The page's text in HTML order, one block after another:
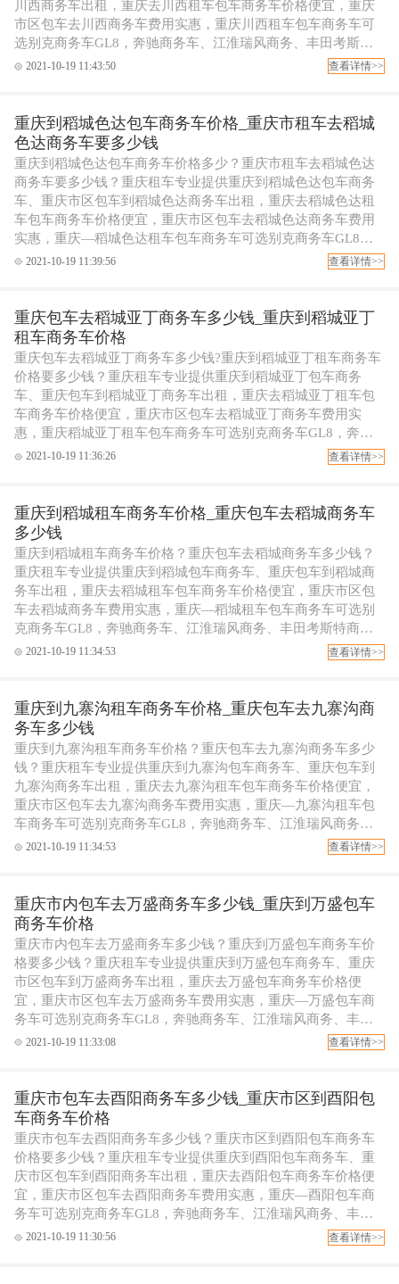
川西商务车出租，重庆去川西租车包车商务车价格便宜，重庆
市区包车去川西商务车费用实惠，重庆川西租车包车商务车可
选别克商务车GL8，奔驰商务车、江淮瑞风商务、丰田考斯特
商务包车等，可配专职代驾司机，欢迎拨打重庆租车电话订
2021-10-19 11:43:50 查看详情>>
重庆到稻城色达包车商务车价格_重庆市租车去稻城
色达商务车要多少钱
重庆到稻城色达包车商务车价格多少？重庆市租车去稻城色达
商务车要多少钱？重庆租车专业提供重庆到稻城色达包车商务
车、重庆市区包车到稻城色达商务车出租，重庆去稻城色达租
车包车商务车价格便宜，重庆市区包车去稻城色达商务车费用
实惠，重庆—稻城色达租车包车商务车可选别克商务车GL8，
奔驰商务车、江淮瑞风商务、丰田考斯特商务包车等，可配专
2021-10-19 11:39:56 查看详情>>
重庆包车去稻城亚丁商务车多少钱_重庆到稻城亚丁
租车商务车价格
重庆包车去稻城亚丁商务车多少钱?重庆到稻城亚丁租车商务车
价格要多少钱？重庆租车专业提供重庆到稻城亚丁包车商务
车、重庆包车到稻城亚丁商务车出租，重庆去稻城亚丁租车包
车商务车价格便宜，重庆市区包车去稻城亚丁商务车费用实
惠，重庆稻城亚丁租车包车商务车可选别克商务车GL8，奔驰
商务车、江淮瑞风商务、丰田考斯特商务包车等，可配专职代
2021-10-19 11:36:26 查看详情>>
重庆到稻城租车商务车价格_重庆包车去稻城商务车
多少钱
重庆到稻城租车商务车价格？重庆包车去稻城商务车多少钱？
重庆租车专业提供重庆到稻城包车商务车、重庆包车到稻城商
务车出租，重庆去稻城租车包车商务车价格便宜，重庆市区包
车去稻城商务车费用实惠，重庆—稻城租车包车商务车可选别
克商务车GL8，奔驰商务车、江淮瑞风商务、丰田考斯特商务
包车等，可配专职代驾司机，欢迎拨打重庆租车电话订车！
2021-10-19 11:34:53 查看详情>>
重庆到九寨沟租车商务车价格_重庆包车去九寨沟商
务车多少钱
重庆到九寨沟租车商务车价格？重庆包车去九寨沟商务车多少
钱？重庆租车专业提供重庆到九寨沟包车商务车、重庆包车到
九寨沟商务车出租，重庆去九寨沟租车包车商务车价格便宜，
重庆市区包车去九寨沟商务车费用实惠，重庆—九寨沟租车包
车商务车可选别克商务车GL8，奔驰商务车、江淮瑞风商务、
丰田考斯特商务包车等，可配专职代驾司机，欢迎拨打重庆租
2021-10-19 11:34:53 查看详情>>
重庆市内包车去万盛商务车多少钱_重庆到万盛包车
商务车价格
重庆市内包车去万盛商务车多少钱？重庆到万盛包车商务车价
格要多少钱？重庆租车专业提供重庆到万盛包车商务车、重庆
市区包车到万盛商务车出租，重庆去万盛包车商务车价格便
宜，重庆市区包车去万盛商务车费用实惠，重庆—万盛包车商
务车可选别克商务车GL8，奔驰商务车、江淮瑞风商务、丰田
考斯特商务包车等，可配专职代驾司机，欢迎拨打重庆租车电
2021-10-19 11:33:08 查看详情>>
重庆市包车去酉阳商务车多少钱_重庆市区到酉阳包
车商务车价格
重庆市包车去酉阳商务车多少钱？重庆市区到酉阳包车商务车
价格要多少钱？重庆租车专业提供重庆到酉阳包车商务车、重
庆市区包车到酉阳商务车出租，重庆去酉阳包车商务车价格便
宜，重庆市区包车去酉阳商务车费用实惠，重庆—酉阳包车商
务车可选别克商务车GL8，奔驰商务车、江淮瑞风商务、丰田
考斯特商务包车等，可配专职代驾司机，欢迎拨打重庆租车电
2021-10-19 11:30:56 查看详情>>